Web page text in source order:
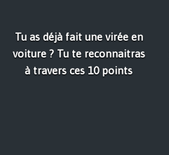
Tu as déjà fait une virée en
voiture ? Tu te reconnaitras
à travers ces 10 points